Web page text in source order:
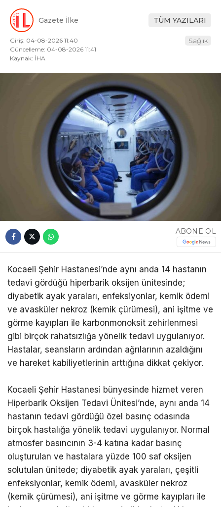
Gazete İlke TÜM YAZILARI
Giriş: 04-08-2026 11:40
Güncelleme: 04-08-2026 11:41
Kaynak: İHA
Sağlık
ABONE OL
Kocaeli Şehir Hastanesi’nde aynı anda 14 hastanın
tedavi gördüğü hiperbarik oksijen ünitesinde;
diyabetik ayak yaraları, enfeksiyonlar, kemik ödemi
ve avasküler nekroz (kemik çürümesi), ani işitme ve
görme kayıpları ile karbonmonoksit zehirlenmesi
gibi birçok rahatsızlığa yönelik tedavi uygulanıyor.
Hastalar, seansların ardından ağrılarının azaldığını
ve hareket kabiliyetlerinin arttığına dikkat çekiyor.
Kocaeli Şehir Hastanesi bünyesinde hizmet veren
Hiperbarik Oksijen Tedavi Ünitesi’nde, aynı anda 14
hastanın tedavi gördüğü özel basınç odasında
birçok hastalığa yönelik tedavi uygulanıyor. Normal
atmosfer basıncının 3-4 katına kadar basınç
oluşturulan ve hastalara yüzde 100 saf oksijen
solutulan ünitede; diyabetik ayak yaraları, çeşitli
enfeksiyonlar, kemik ödemi, avasküler nekroz
(kemik çürümesi), ani işitme ve görme kayıpları ile